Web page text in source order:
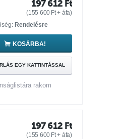
197 612 Ft
(155 600 Ft+ áfa)
Rendelésre
KOSÁRBA!
EGY KATTINTÁSSAL
rakom
197 612 Ft
(155 600 Ft+ áfa)